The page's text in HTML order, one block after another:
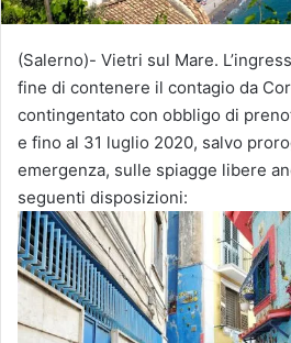
l
(Salerno)- Vietri sul Mare.
fine di contenere il contagio da
contingentato con obbligo di
e fino al 31 luglio 2020, salvo
emergenza, sulle spiagge libere
seguenti disposizioni: